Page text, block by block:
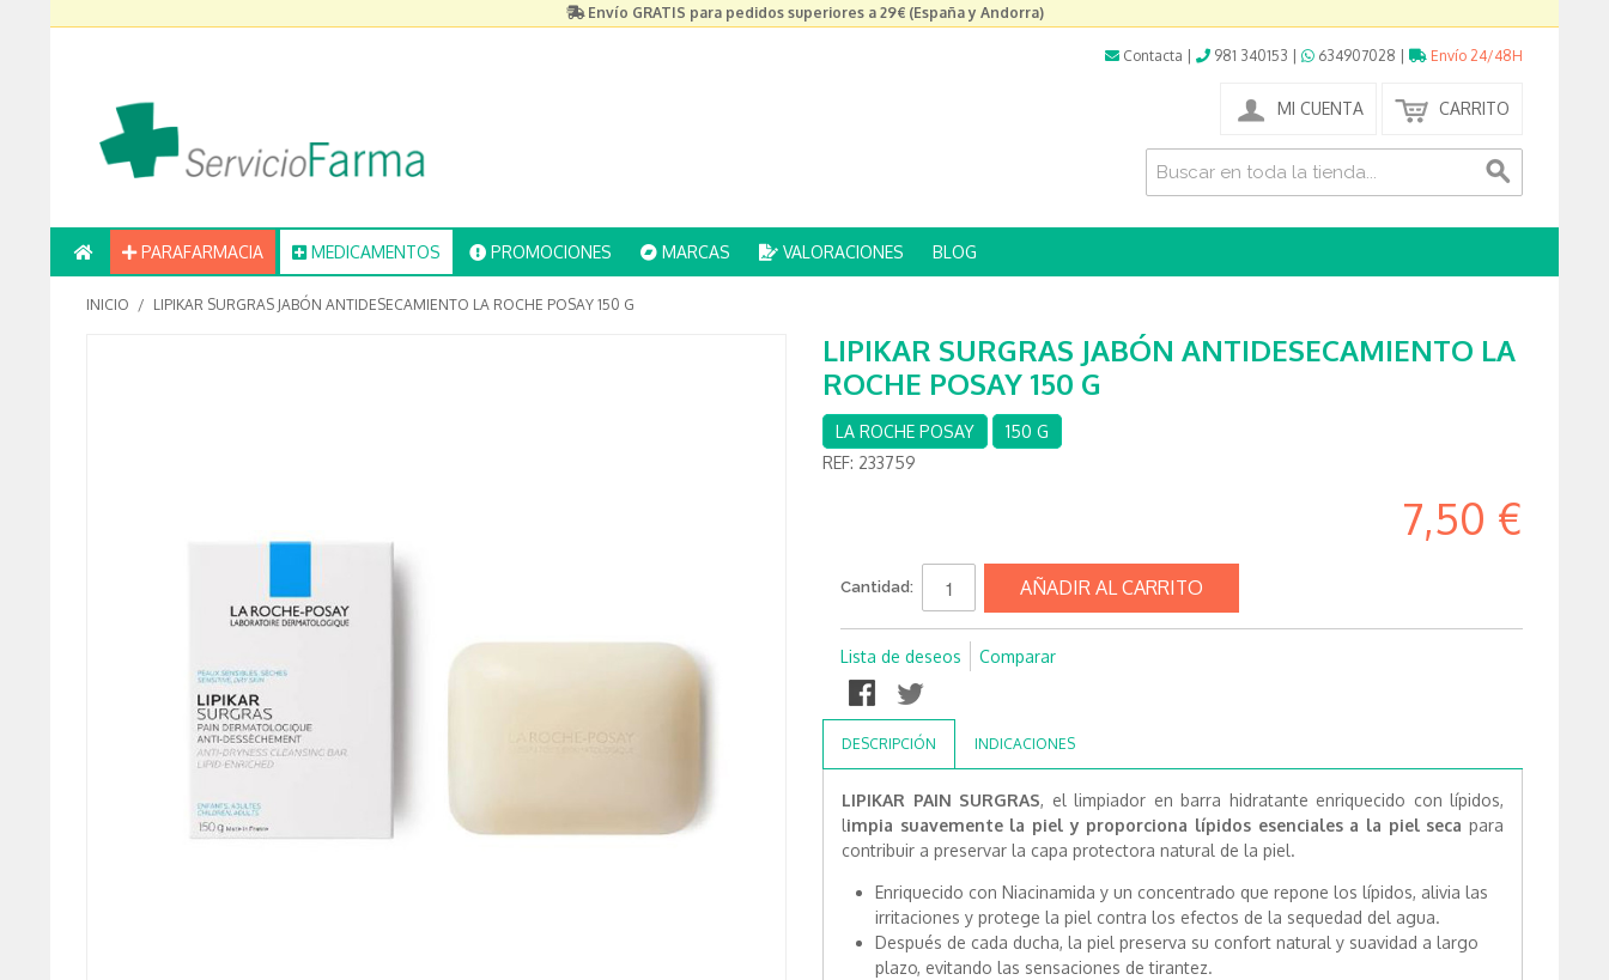
Envío GRATIS para pedidos superiores a 29€ (España y Andorra)
Contacta 981 340153 634907028 Envío 24/48H
MI CUENTA CARRITO
PARAFARMACIA MEDICAMENTOS PROMOCIONES MARCAS VALORACIONES BLOG
INICIO / LIPIKAR SURGRAS JABÓN ANTIDESECAMIENTO LA ROCHE POSAY 150 G
LIPIKAR SURGRAS JABÓN ANTIDESECAMIENTO LA
ROCHE POSAY 150 G
LA ROCHE POSAY
150 G
REF: 233759
7,50 €
Cantidad: AÑADIR AL CARRITO
Lista de deseos Comparar
DESCRIPCIÓN INDICACIONES
LIPIKAR PAIN SURGRAS, el limpiador en barra hidratante enriquecido con lípidos,
limpia suavemente la piel y proporciona lípidos esenciales a la piel seca para
contribuir a preservar la capa protectora natural de la piel.
Enriquecido con Niacinamida y un concentrado que repone los lípidos, alivia las
irritaciones y protege la piel contra los efectos de la sequedad del agua.
Después de cada ducha, la piel preserva su confort natural y suavidad a largo
plazo, evitando las sensaciones de tirantez.